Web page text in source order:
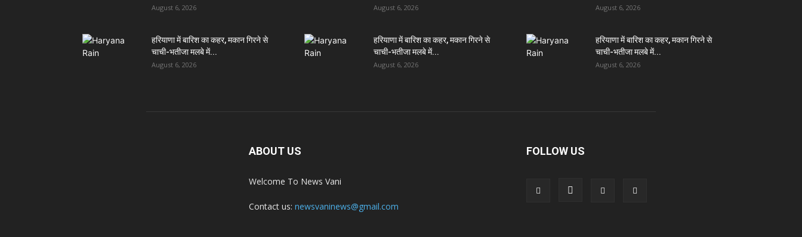
August 6, 2026
हरियाणा में बारिश का कहर, मकान गिरने से
चाची-भतीजा मलबे में...
August 6, 2026
August 6, 2026
हरियाणा में बारिश का कहर, मकान गिरने से
चाची-भतीजा मलबे में...
August 6, 2026
August 6, 2026
हरियाणा में बारिश का कहर, मकान गिरने से
चाची-भतीजा मलबे में...
August 6, 2026
ABOUT US
Welcome To News Vani
Contact us: newsvaninews@gmail.com
FOLLOW US